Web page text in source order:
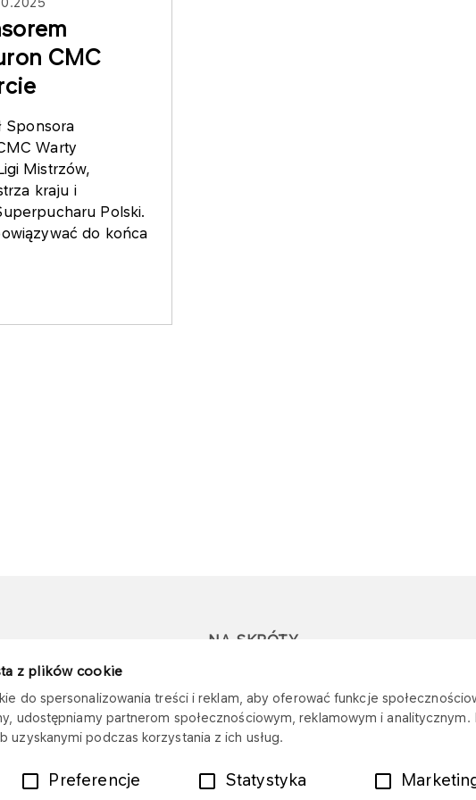
z plików cookie
do spersonalizowania treści i reklam, aby oferować funkcje
udostępniamy partnerom społecznościowym, reklamowym i
uzyskanymi podczas korzystania z ich usług.
Preferencje Statystyka
CMC
Sponsora
Warty
Mistrzów,
kraju i
Polski.
do końca
NA SKRÓTY
oszustwami
Mapa stacji
Dotacje